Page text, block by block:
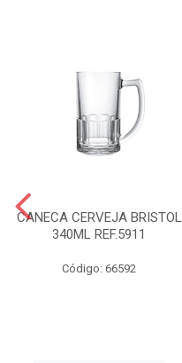
CANECA CERVEJA BRISTOL
340ML REF.5911
Código: 66592